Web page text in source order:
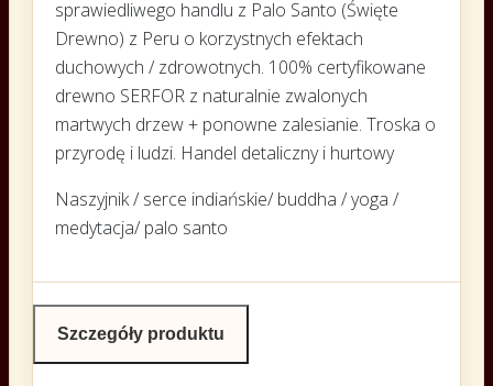
sprawiedliwego handlu z Palo Santo (Święte
Drewno) z Peru o korzystnych efektach
duchowych / zdrowotnych. 100% certyfikowane
drewno SERFOR z naturalnie zwalonych
martwych drzew + ponowne zalesianie. Troska o
przyrodę i ludzi. Handel detaliczny i hurtowy
Naszyjnik / serce indiańskie/ buddha / yoga /
medytacja/ palo santo
Szczegóły produktu